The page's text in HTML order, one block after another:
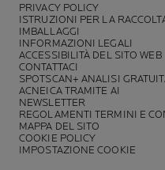
PRIVACY POLICY
ISTRUZIONI PER LA
IMBALLAGGI
INFORMAZIONI LEGALI
ACCESSIBILITÀ DEL SITO WEB
CONTATTACI
SPOTSCAN+ ANALISI
ACNEICA TRAMITE AI
NEWSLETTER
REGOLAMENTI TERMINI E
MAPPA DEL SITO
COOKIE POLICY
IMPOSTAZIONE COOKIE